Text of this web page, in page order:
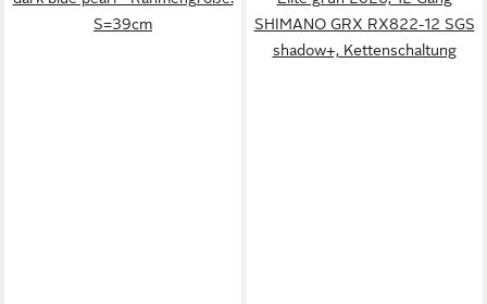
S=39cm
SHIMANO GRX RX822-12 SGS
shadow+, Kettenschaltung